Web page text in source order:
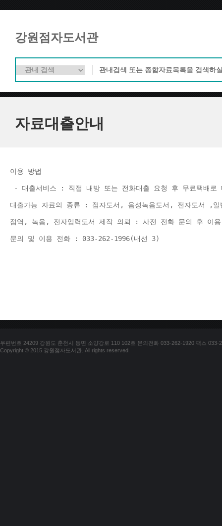
강원점자도서관
자료대출안내
이용 방법
- 대출서비스 : 직접 내방 또는 전화대출 요청 후 무료택배
대출가능 자료의 종류 : 점자도서, 음성녹음도서, 전자도서 ,
점역, 녹음, 전자입력도서 제작 의뢰 : 사전 전화 문의 후 이
문의 및 이용 전화 : 033-262-1996(내선 3)
우편번호 24209 강원도 춘천시 동면 소양강로 110 102호 문의전화 033-262-1920 팩스 033-
Copyright © 2015 강원점자도서관. All rights reserved.